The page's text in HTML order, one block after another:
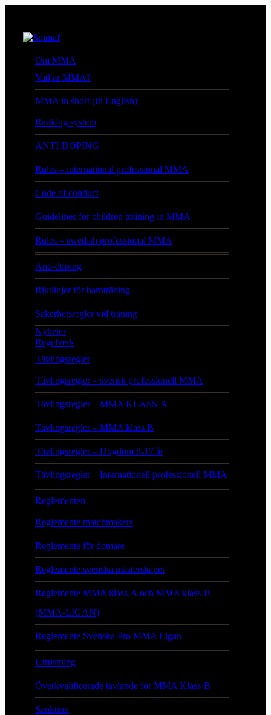
Om MMA
Vad är MMA?
MMA in short (In English)
Ranking system
ANTI-DOPING
Rules – international professional MMA
Code of conduct
Guidelines for children training in MMA
Rules – swedish professional MMA
Anti-doping
Riktlinjer för barnträning
Säkerhetsregler vid träning
Nyheter
Regelverk
Tävlingsregler
Tävlingsregler – svensk professionell MMA
Tävlingsregler – MMA KLASS-A
Tävlingsregler – MMA klass B
Tävlingsregler – Ungdom 8-17 år
Tävlingsregler – Internationell professionell MMA
Reglementen
Reglemente matchmakers
Reglemente för domare
Reglemente svenska mästerskapet
Reglemente MMA klass-A och MMA klass-B
(MMA-LIGAN)
Reglemente Svenska Pro MMA Ligan
Utrustning
Överkvalificerade tävlande för MMA Klass-B
Sanktion